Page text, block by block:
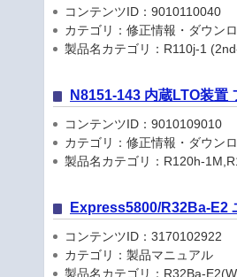
コンテンツID：9010110040
カテゴリ：修正情報・ダウン
製品名カテゴリ：R110j-1
N8151-143 内蔵LTO装
コンテンツID：9010109010
カテゴリ：修正情報・ダウン
製品名カテゴリ：R120h-
Express5800/R32Ba-E2
コンテンツID：3170102922
カテゴリ：製品マニュアル
製品名カテゴリ：R32Ba-